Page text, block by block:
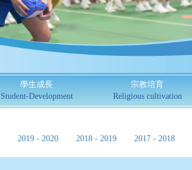
學生成長
Student-Development
宗教培育
Religious cultivation
2019 - 2020 2018 - 2019 2017 - 2018